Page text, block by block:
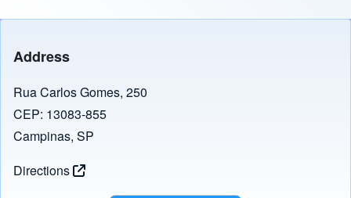
e
b
o
k
o
n
Address
Rua Carlos Gomes, 250
CEP: 13083-855
Campinas, SP
Directions